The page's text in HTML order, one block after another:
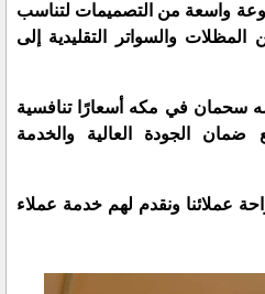
واسعة من التصميمات لتناسب
المظلات والسواتر التقليدية إلى
سحمان في مكه أسعارًا تنافسية
ضمان الجودة العالية والخدمة
عملائنا ونقدم لهم خدمة عملاء